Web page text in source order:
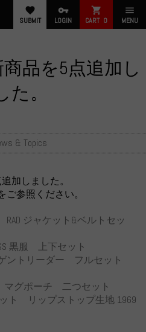
favorite
SUBMIT
vpn_key
LOGIN
shopping_cart
CART 0
menu
MENU
商品を5点追加し
た。
& Topics
加しました。
参照ください。
ジャケット&ベルトセッ
黒服 上下セット
ントリーダー フルセット
マグポーチ 二つセット
ト リップストップ生地 1969